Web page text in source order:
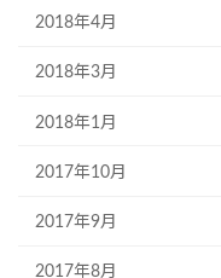
2018年4月
2018年3月
2018年1月
2017年10月
2017年9月
2017年8月